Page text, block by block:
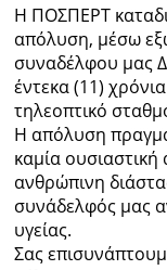
Οικονομία
Αθλητικά
Κόσμος
Ραδιόφωνο
Η ΠΟΣΠΕΡΤ
απόλυση, μέσω
συναδέλφου μας
έντεκα (11)
τηλεοπτικό
Η απόλυση
καμία
ανθρώπινη
συνάδελφός μας
υγείας.
Σας